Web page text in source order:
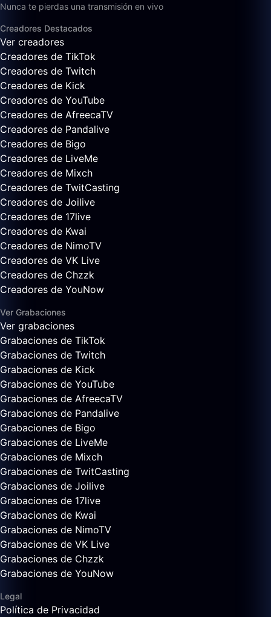
Nunca te pierdas una transmisión en vivo
Creadores Destacados
Ver creadores
Creadores de TikTok
Creadores de Twitch
Creadores de Kick
Creadores de YouTube
Creadores de AfreecaTV
Creadores de Pandalive
Creadores de Bigo
Creadores de LiveMe
Creadores de Mixch
Creadores de TwitCasting
Creadores de Joilive
Creadores de 17live
Creadores de Kwai
Creadores de NimoTV
Creadores de VK Live
Creadores de Chzzk
Creadores de YouNow
Ver Grabaciones
Ver grabaciones
Grabaciones de TikTok
Grabaciones de Twitch
Grabaciones de Kick
Grabaciones de YouTube
Grabaciones de AfreecaTV
Grabaciones de Pandalive
Grabaciones de Bigo
Grabaciones de LiveMe
Grabaciones de Mixch
Grabaciones de TwitCasting
Grabaciones de Joilive
Grabaciones de 17live
Grabaciones de Kwai
Grabaciones de NimoTV
Grabaciones de VK Live
Grabaciones de Chzzk
Grabaciones de YouNow
Legal
Política de Privacidad